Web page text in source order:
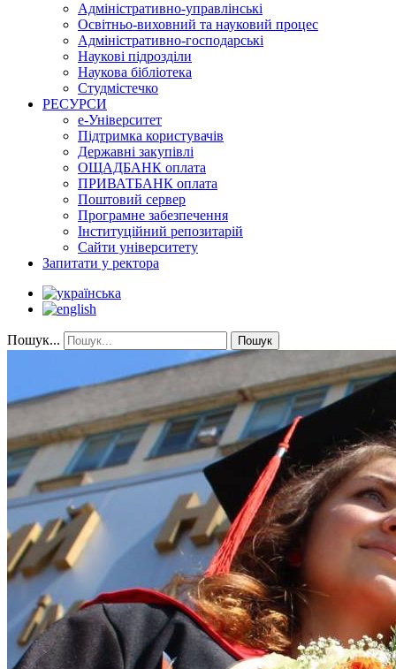
Адміністративно-управлінські
Освітньо-виховний та науковий процес
Адміністративно-господарські
Наукові підрозділи
Наукова бібліотека
Студмістечко
РЕСУРСИ
е-Університет
Підтримка користувачів
Державні закупівлі
ОЩАДБАНК оплата
ПРИВАТБАНК оплата
Поштовий сервер
Програмне забезпечення
Інституційний репозитарій
Сайти університету
Запитати у ректора
Пошук... Пошук